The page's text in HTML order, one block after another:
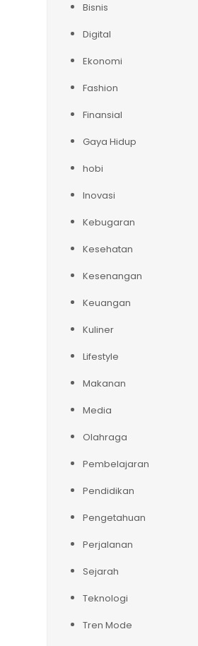
Bisnis
Digital
Ekonomi
Fashion
Finansial
Gaya Hidup
hobi
Inovasi
Kebugaran
Kesehatan
Kesenangan
Keuangan
Kuliner
Lifestyle
Makanan
Media
Olahraga
Pembelajaran
Pendidikan
Pengetahuan
Perjalanan
Sejarah
Teknologi
Tren Mode